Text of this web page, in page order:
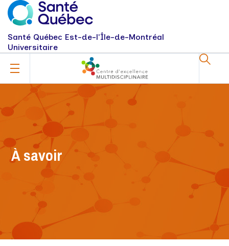
Santé Québec Est-de-l'Île-de-Montréal
Universitaire
À savoir